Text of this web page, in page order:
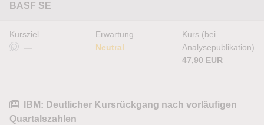
BASF SE
Kursziel
—
Erwartung
Neutral
Kurs (bei
Analysepublikation)
47,90 EUR
IBM: Deutlicher Kursrückgang nach vorläufigen
Quartalszahlen